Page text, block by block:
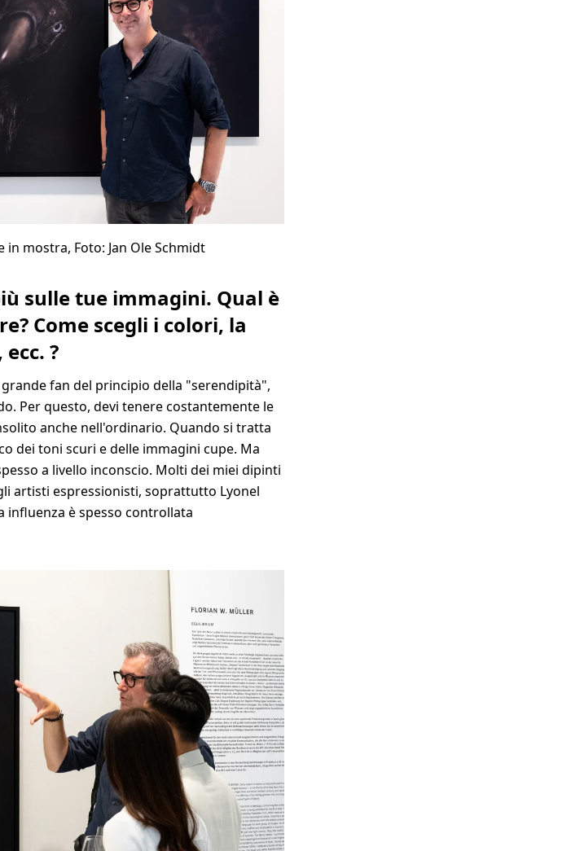
mostra, Foto: Jan Ole Schmidt
sulle tue immagini. Qual è
Come scegli i colori, la
?
fan del principio della "serendipità",
Per questo, devi tenere costantemente le
anche nell'ordinario. Quando si tratta
dei toni scuri e delle immagini cupe. Ma
a livello inconscio. Molti dei miei dipinti
artisti espressionisti, soprattutto Lyonel
influenza è spesso controllata